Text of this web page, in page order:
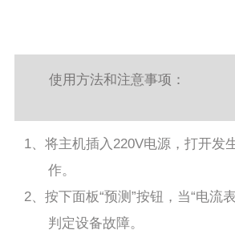
使用方法和注意事项：
1、将主机插入220V电源，打开发
作。
2、按下面板“预测”按钮，当“电流
判定设备故障。